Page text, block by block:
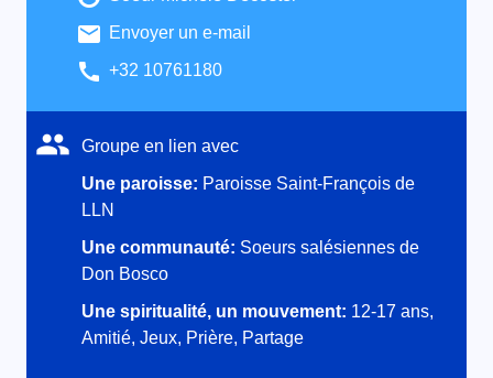
Envoyer un e-mail
+32 10761180
Groupe en lien avec
Une paroisse: Paroisse Saint-François de
LLN
Une communauté: Soeurs salésiennes de
Don Bosco
Une spiritualité, un mouvement: 12-17 ans,
Amitié, Jeux, Prière, Partage